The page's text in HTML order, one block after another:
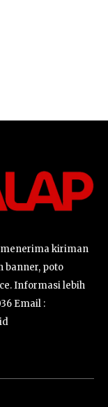
kiriman
banner, poto
Informasi lebih
Email :